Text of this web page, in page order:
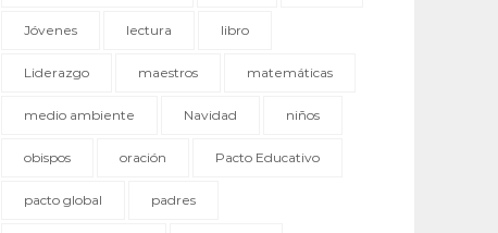
Jóvenes lectura libro
Liderazgo maestros matemáticas
medio ambiente Navidad niños
obispos oración Pacto Educativo
pacto global padres